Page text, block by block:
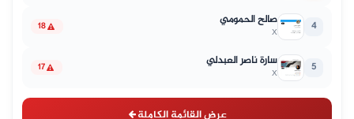
4 صالح الحمومي
X
18
5 سارة ناصر العبدلي
X
17
عرض القائمة الكاملة